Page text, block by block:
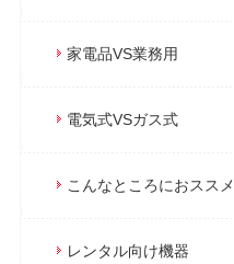
家電品VS業務用
電気式VSガス式
こんなところにおススメ
レンタル向け機器